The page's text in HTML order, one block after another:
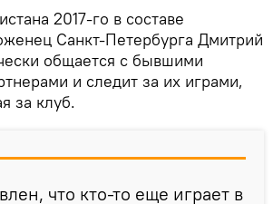
2017-го в составе
Санкт-Петербурга Дмитрий
общается с бывшими
и следит за их играми,
за клуб.
что кто-то еще играет в